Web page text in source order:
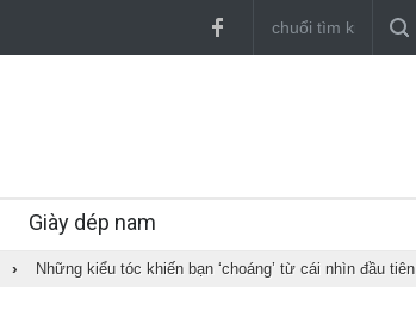
Giày dép nam
› Những kiểu tóc khiến bạn ‘choáng’ từ cái nhìn đầu tiên